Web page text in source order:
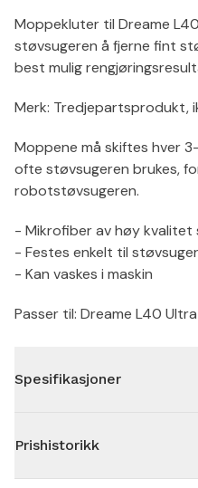
Moppekluter til Dreame
støvsugeren å fjerne fint
best mulig
Merk: Tredjepartsprodukt,
Moppene må skiftes hver
ofte støvsugeren brukes,
robotstøvsugeren.
- Mikrofiber av høy kvalitet
- Festes enkelt til
- Kan vaskes i maskin
Passer til: Dreame L40
Spesifikasjoner
Prishistorikk